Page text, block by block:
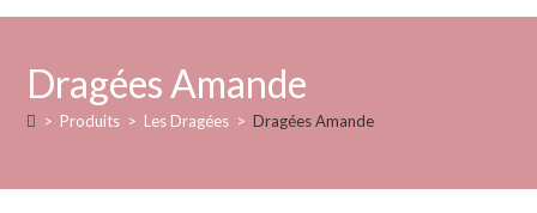
Dragées Amande
> Produits > Les Dragées > Dragées Amande